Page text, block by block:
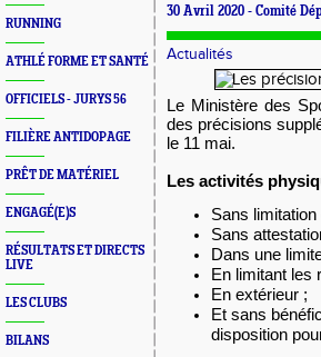
RUNNING
ATHLÉ FORME ET SANTÉ
OFFICIELS - JURYS 56
FILIÈRE ANTIDOPAGE
PRÊT DE MATÉRIEL
ENGAGÉ(E)S
RÉSULTATS ET DIRECTS
LIVE
LES CLUBS
BILANS
30 Avril 2020 - Comité
Actualités
Le Ministère des
des précisions
le 11 mai.
Les activités
Sans
Sans
Dans une
En limitant les
En extérieur ;
Et sans
disposition